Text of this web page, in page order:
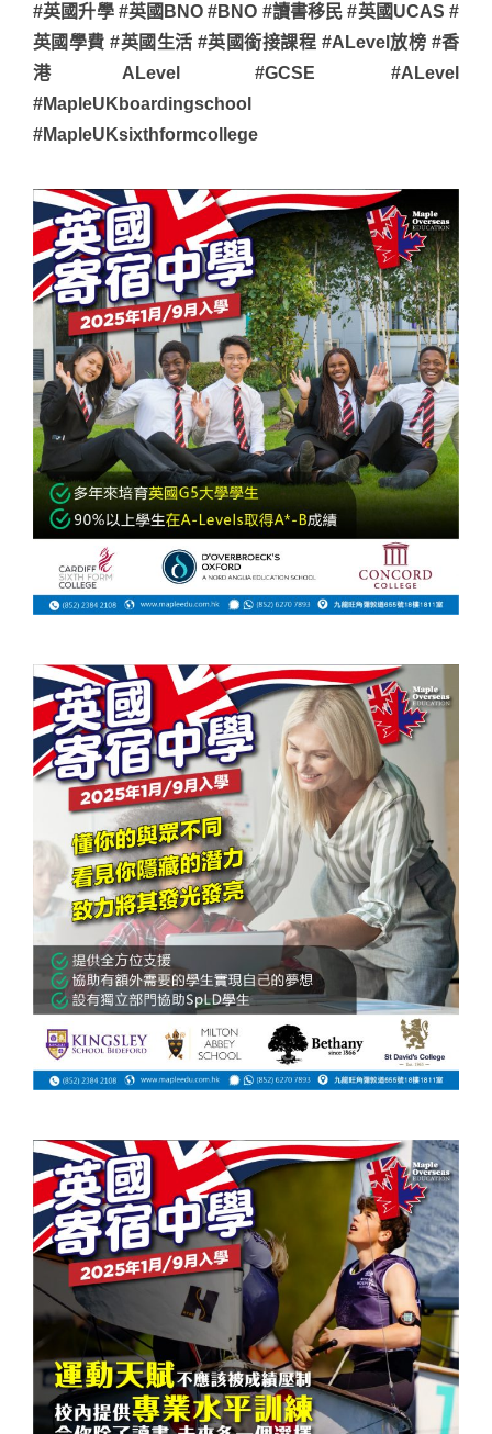
#英國升學 #英國BNO #BNO #讀書移民 #英國UCAS #
英國學費 #英國生活 #英國銜接課程 #ALevel放榜 #香
港ALevel #GCSE #ALevel
#MapleUKboardingschool
#MapleUKsixthformcollege